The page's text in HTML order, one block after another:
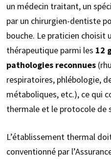
un médecin traitant, un
par un chirurgien-dentiste
bouche. Le praticien choisit
thérapeutique parmi les 12
pathologies reconnues
respiratoires, phlébologie,
métaboliques, etc.), ce qui
thermale et le protocole de
L’établissement thermal
conventionné par